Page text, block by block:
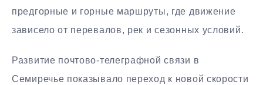
предгорные и горные маршруты, где движение
зависело от перевалов, рек и сезонных условий.
Развитие почтово-телеграфной связи в
Семиречье показывало переход к новой скорости